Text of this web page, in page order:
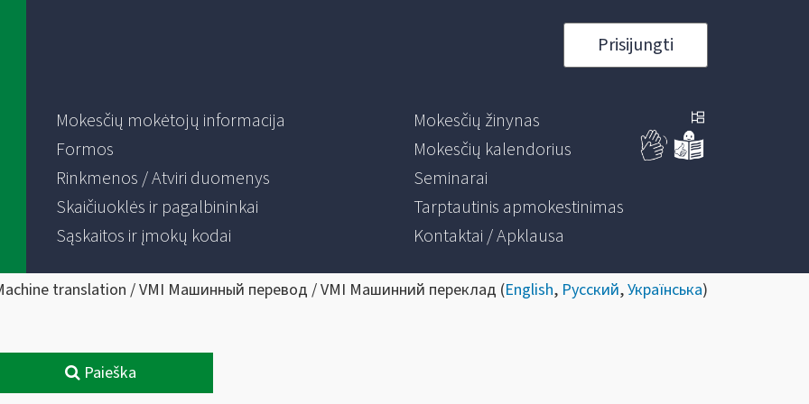
Prisijungti
Mokesčių mokėtojų informacija
Formos
Rinkmenos / Atviri duomenys
Skaičiuoklės ir pagalbininkai
Sąskaitos ir įmokų kodai
Mokesčių žinynas
Mokesčių kalendorius
Seminarai
Tarptautinis apmokestinimas
Kontaktai / Apklausa
translation / VMI Машинный перевод / VMI Машинний переклад (English, Русский,Українська)
Paieška